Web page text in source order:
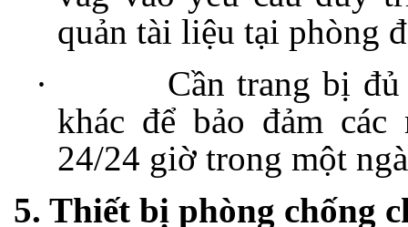
quản tài liệu tại phòng
·
Cần trang bị
khác để bảo đảm
24/24 giờ trong một
5. Thiết bị phòng chống